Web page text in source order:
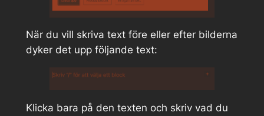
När du vill skriva text före eller efter bilderna
dyker det upp följande text:
Klicka bara på den texten och skriv vad du